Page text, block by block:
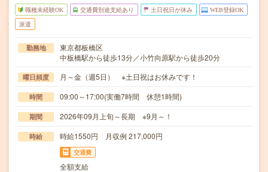
職種未経験OK 交通費別途支給あり 土日祝日が休み WEB登録OK
派遣
勤務地
東京都板橋区
中板橋駅から徒歩13分／小竹向原駅から徒歩20分
曜日頻度 月～金（週5日） ※土日祝はお休みです！
時間 09:00～17:00(実働7時間 休憩1時間)
期間 2026年09月上旬～長期 ※9月～！
時給 時給1550円 月収例 217,000円
交通費
全額支給